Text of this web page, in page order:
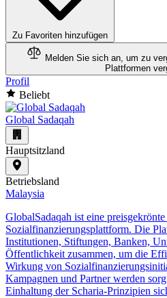
Zu Favoriten hinzufügen
Melden Sie sich an, um zu
Plattformen
Profil
Beliebt
Global Sadaqah
Hauptsitzland
Betriebsland
Malaysia
GlobalSadaqah ist eine
Sozialfinanzierungsplattform. Die
Institutionen, Stiftungen, Banken,
Öffentlichkeit zusammen, um die
Wirkung von
Kampagnen und Partner werden
Einhaltung der Scharia-Prinzipien